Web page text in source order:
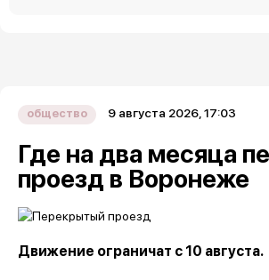
общество 9 августа 2026, 17:03
Где на два месяца
проезд в Воронеже
Движение ограничат с 10 августа.